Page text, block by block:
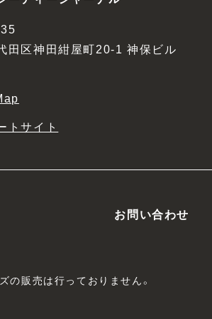
田区神田紺屋町20-1 神保ビル
トサイト
お問い合わせ
の販売は行っておりません。